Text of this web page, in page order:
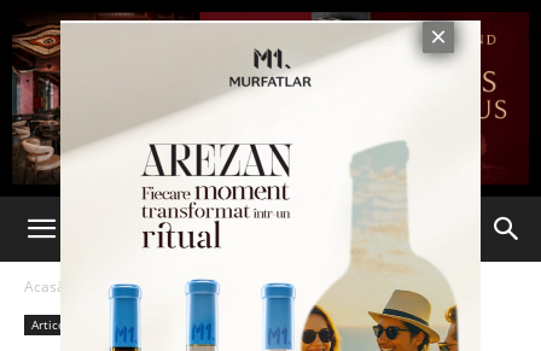
Acasă Articole
Articole